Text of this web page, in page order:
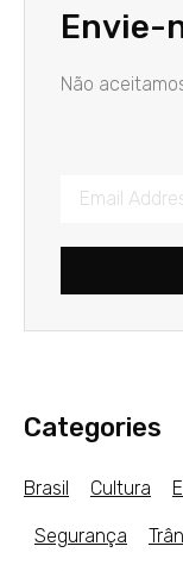
Envie-
Não
Categories
Brasil Cultura
Segurança